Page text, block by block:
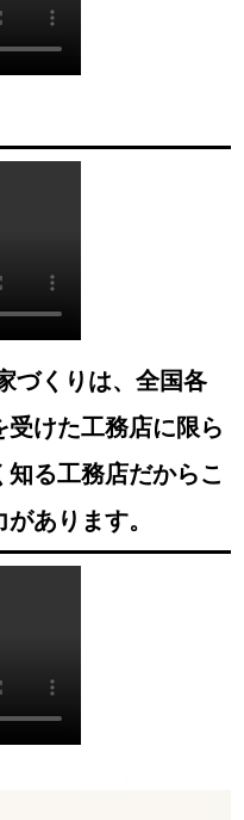
づくりは、全国各
けた工務店に限ら
る工務店だからこ
あります。